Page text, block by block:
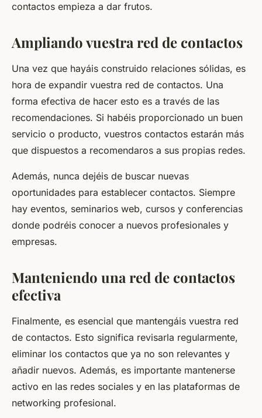
contactos empieza a dar frutos.
Ampliando vuestra red de contactos
Una vez que hayáis construido relaciones sólidas, es
hora de expandir vuestra red de contactos. Una
forma efectiva de hacer esto es a través de las
recomendaciones. Si habéis proporcionado un buen
servicio o producto, vuestros contactos estarán más
que dispuestos a recomendaros a sus propias redes.
Además, nunca dejéis de buscar nuevas
oportunidades para establecer contactos. Siempre
hay eventos, seminarios web, cursos y conferencias
donde podréis conocer a nuevos profesionales y
empresas.
Manteniendo una red de contactos
efectiva
Finalmente, es esencial que mantengáis vuestra red
de contactos. Esto significa revisarla regularmente,
eliminar los contactos que ya no son relevantes y
añadir nuevos. Además, es importante mantenerse
activo en las redes sociales y en las plataformas de
networking profesional.